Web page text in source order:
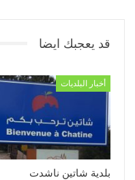
قد يعجبك ايضا
أخبار البلديات
بلدية شاتين ناشدت